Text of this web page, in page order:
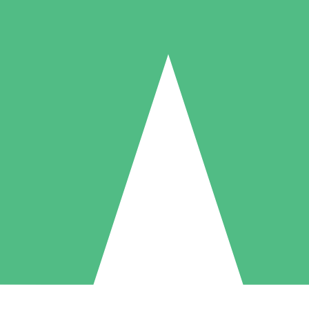
Individuelle Credit-Pakete
nach Bedarf mit Download-Credits. Keine monatliche Verpflichtung